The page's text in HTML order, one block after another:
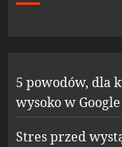
5 powodów, dla
wysoko w Google
Stres przed